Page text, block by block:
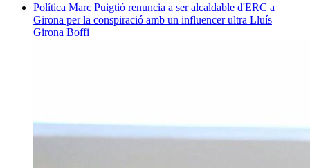
Política Marc Puigtió renuncia a ser alcaldable d'ERC a
Girona per la conspiració amb un influencer ultra Lluís
Girona Boffi